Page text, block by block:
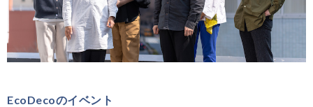
EcoDecoのイベント